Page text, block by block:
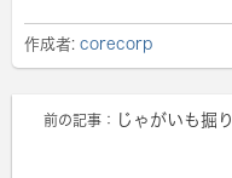
作成者: corecorp
前の記事： じゃがいも掘り